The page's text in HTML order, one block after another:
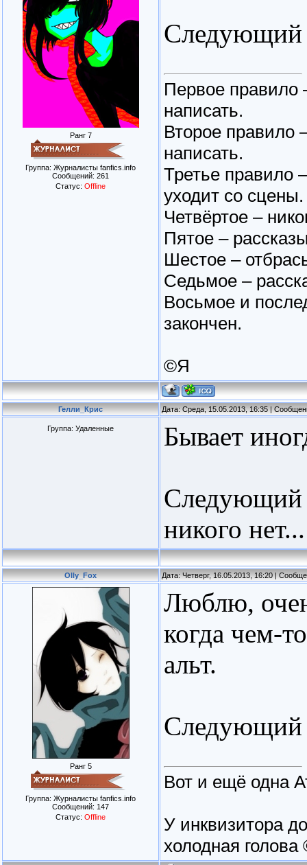
Ранг 7
Группа: Журналисты fanfics.info
Сообщений: 261
Статус: Offline
Следующий
Первое правило
написать.
Второе правило
написать.
Третье правило
уходит со сцены.
Четвёртое –
Пятое –
Шестое –
Седьмое –
Восьмое и
закончен.
©Я
Гелли_Крис Дата: Среда, 15.05.2013, 16:35 |
Группа: Удаленные Бывает
Следующий
никого нет...
Olly_Fox Дата: Четверг, 16.05.2013, 16:20 |
Ранг 5
Группа: Журналисты fanfics.info
Сообщений: 147
Статус: Offline
Люблю,
когда чем-
альт.
Следующий
Вот и ещё одна
У инквизитора
холодная голова